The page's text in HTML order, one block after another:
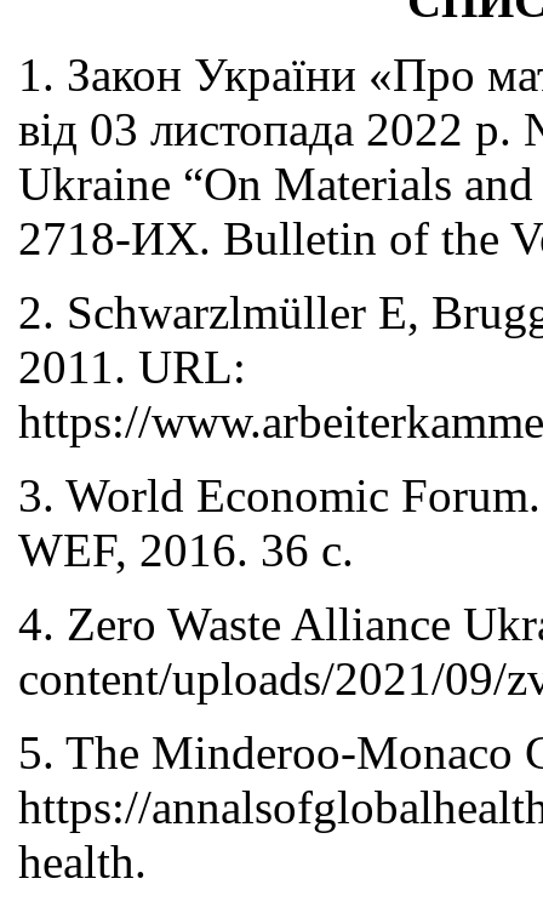
1. Закон України «Про
від 03 листопада 2022
Ukraine “On Materials
2718-ИХ. Bulletin of the
2. Schwarzlmüller E,
2011. URL:
https://
3. World Economic
WEF, 2016. 36 с.
4. Zero Waste Alliance
content/uploads/2021/09/
5. The Minderoo-Monaco
https://
health.